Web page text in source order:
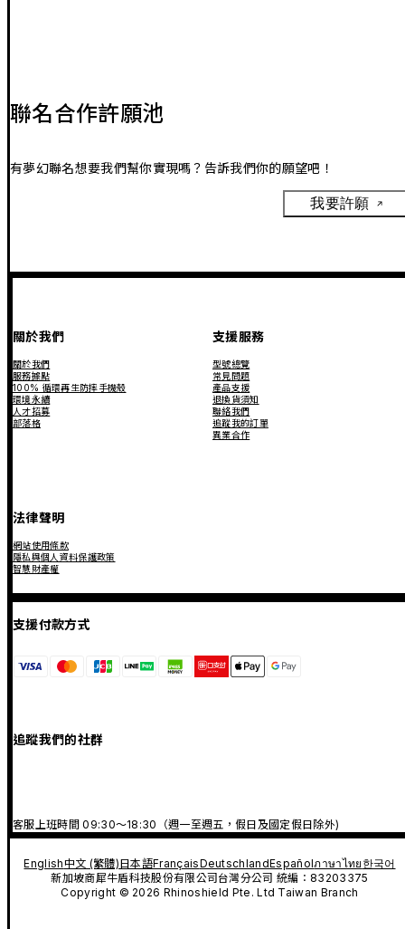
聯名合作許願池
有夢幻聯名想要我們幫你實現嗎？告訴我們你的願望吧！
我要許願
關於我們
關於我們
服務據點
100% 循環再生防摔手機殼
環境永續
人才招募
部落格
支援服務
型號總覽
常見問題
產品支援
退換貨須知
聯絡我們
追蹤我的訂單
異業合作
法律聲明
網站使用條款
隱私與個人資料保護政策
智慧財產權
支援付款方式
追蹤我們的社群
客服上班時間 09:30～18:30（週一至週五，假日及國定假日除外)
English中文 (繁體)日本語FrançaisDeutschlandEspañolภาษาไทย 한국어
新加坡商犀牛盾科技股份有限公司台灣分公司 統編：83203375
Copyright © 2026 Rhinoshield Pte. Ltd Taiwan Branch